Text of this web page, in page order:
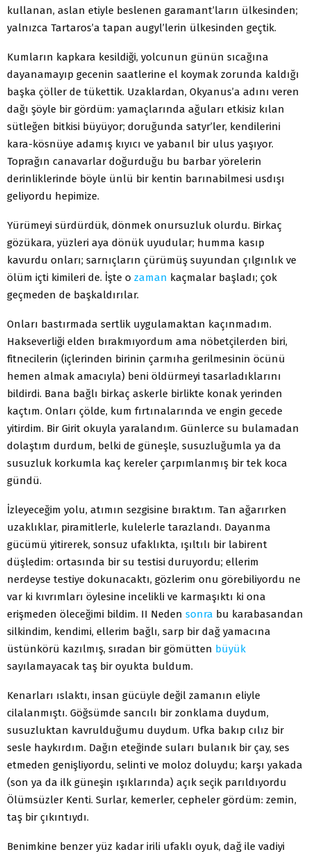
kullanan, aslan etiyle beslenen garamant’ların ülkesinden;
yalnızca Tartaros’a tapan augyl’lerin ülkesinden geçtik.
Kumların kapkara kesildiği, yolcunun günün sıcağına
dayanamayıp gecenin saatlerine el koymak zorunda kaldığı
başka çöller de tükettik. Uzaklardan, Okyanus’a adını veren
dağı şöyle bir gördüm: yamaçlarında ağuları etkisiz kılan
sütleğen bitkisi büyüyor; doruğunda satyr’ler, kendilerini
kara-kösnüye adamış kıyıcı ve yabanıl bir ulus yaşıyor.
Toprağın canavarlar doğurduğu bu barbar yörelerin
derinliklerinde böyle ünlü bir kentin barınabilmesi usdışı
geliyordu hepimize.
Yürümeyi sürdürdük, dönmek onursuzluk olurdu. Birkaç
gözükara, yüzleri aya dönük uyudular; humma kasıp
kavurdu onları; sarnıçların çürümüş suyundan çılgınlık ve
ölüm içti kimileri de. İşte o zaman kaçmalar başladı; çok
geçmeden de başkaldırılar.
Onları bastırmada sertlik uygulamaktan kaçınmadım.
Hakseverliği elden bırakmıyordum ama nöbetçilerden biri,
fitnecilerin (içlerinden birinin çarmıha gerilmesinin öcünü
hemen almak amacıyla) beni öldürmeyi tasarladıklarını
bildirdi. Bana bağlı birkaç askerle birlikte konak yerinden
kaçtım. Onları çölde, kum fırtınalarında ve engin gecede
yitirdim. Bir Girit okuyla yaralandım. Günlerce su bulamadan
dolaştım durdum, belki de güneşle, susuzluğumla ya da
susuzluk korkumla kaç kereler çarpımlanmış bir tek koca
gündü.
İzleyeceğim yolu, atımın sezgisine bıraktım. Tan ağarırken
uzaklıklar, piramitlerle, kulelerle tarazlandı. Dayanma
gücümü yitirerek, sonsuz ufaklıkta, ışıltılı bir labirent
düşledim: ortasında bir su testisi duruyordu; ellerim
nerdeyse testiye dokunacaktı, gözlerim onu görebiliyordu ne
var ki kıvrımları öylesine incelikli ve karmaşıktı ki ona
erişmeden öleceğimi bildim. II Neden sonra bu karabasandan
silkindim, kendimi, ellerim bağlı, sarp bir dağ yamacına
üstünkörü kazılmış, sıradan bir gömütten büyük
sayılamayacak taş bir oyukta buldum.
Kenarları ıslaktı, insan gücüyle değil zamanın eliyle
cilalanmıştı. Göğsümde sancılı bir zonklama duydum,
susuzluktan kavrulduğumu duydum. Ufka bakıp cılız bir
sesle haykırdım. Dağın eteğinde suları bulanık bir çay, ses
etmeden genişliyordu, selinti ve moloz doluydu; karşı yakada
(son ya da ilk güneşin ışıklarında) açık seçik parıldıyordu
Ölümsüzler Kenti. Surlar, kemerler, cepheler gördüm: zemin,
taş bir çıkıntıydı.
Benimkine benzer yüz kadar irili ufaklı oyuk, dağ ile vadiyi